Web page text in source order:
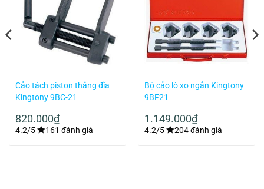
Cảo tách piston thắng đĩa
Kingtony 9BC-21
820.000₫
4.2/5 161 đánh giá
Bộ cảo lò xo ngắn Kingtony
9BF21
1.149.000₫
4.2/5 204 đánh giá